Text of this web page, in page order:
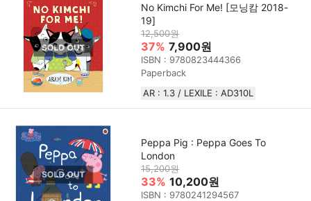
No Kimchi For Me! [모닝캄 2018-
19]
12,500원
37% 7,900원
ISBN : 9780823444366
Paperback
AR : 1.3 / LEXILE : AD310L
Peppa Pig : Peppa Goes To
London
15,200원
33% 10,200원
ISBN : 9780241294567